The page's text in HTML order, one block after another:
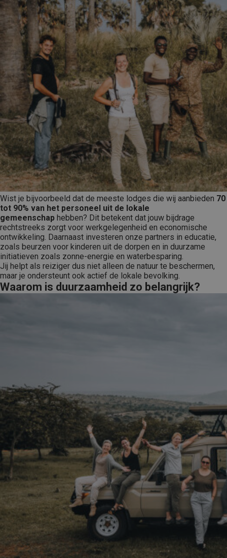
Wist je bijvoorbeeld dat de meeste lodges die wij aanbieden 70
tot 90% van het personeel uit de lokale
gemeenschap hebben? Dit betekent dat jouw bijdrage
rechtstreeks zorgt voor werkgelegenheid en economische
ontwikkeling. Daarnaast investeren onze partners in educatie,
zoals beurzen voor kinderen uit de dorpen en in duurzame
initiatieven zoals zonne-energie en waterbesparing.
Jij helpt als reiziger dus niet alleen de natuur te beschermen,
maar je ondersteunt ook actief de lokale bevolking.
Waarom is duurzaamheid zo belangrijk?